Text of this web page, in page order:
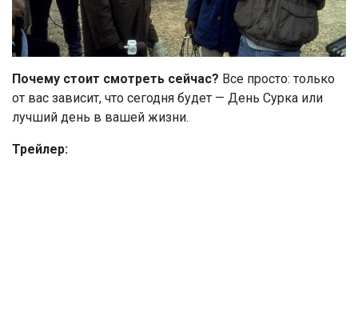
Почему стоит смотреть сейчас? Все просто: только
от вас зависит, что сегодня будет — День Сурка или
лучший день в вашей жизни.
Трейлер: